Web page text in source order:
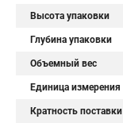
Высота упаковки
Глубина упаковки
Объемный вес
Единица измерения
Кратность поставки